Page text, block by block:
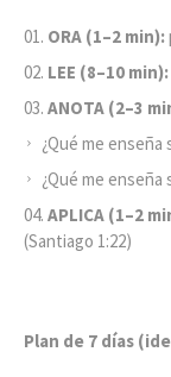
ORA (1–2 min):
LEE (8–10 min):
ANOTA (2–3
¿Qué me enseña
¿Qué me enseña
APLICA (1–2
(Santiago 1:22)
Plan de 7 días